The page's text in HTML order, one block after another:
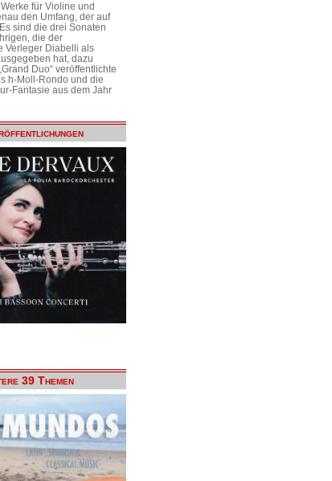
für Violine und
den Umfang, der auf
sind die drei Sonaten
die der
Verleger Diabelli als
hat, dazu
Duo“ veröffentlichte
h-Moll-Rondo und die
Fantasie aus dem Jahr
39 Themen